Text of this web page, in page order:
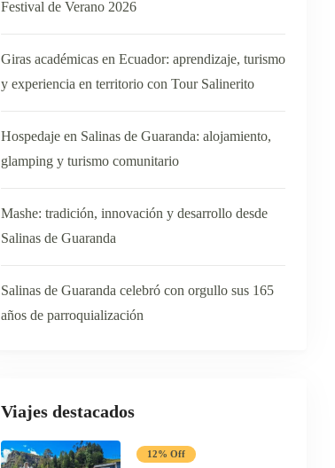
Festival de Verano 2026
Giras académicas en Ecuador: aprendizaje, turismo
y experiencia en territorio con Tour Salinerito
Hospedaje en Salinas de Guaranda: alojamiento,
glamping y turismo comunitario
Mashe: tradición, innovación y desarrollo desde
Salinas de Guaranda
Salinas de Guaranda celebró con orgullo sus 165
años de parroquialización
Viajes destacados
12% Off